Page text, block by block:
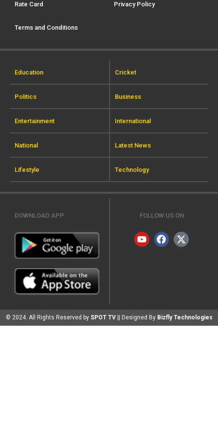
Rate Card Privacy Policy
Terms and Conditions
Education Cricket
Politics Business
Entertainment International
National Latest News
Lifestyle Technology
DOWNLOAD APP FOLLOW US ON
© 2024. All Rights Reserved by SPOT TV || Designed By Bizfly Technologies